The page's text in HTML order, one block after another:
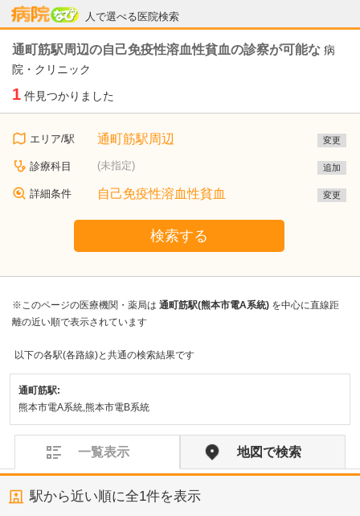
人で選べる医院検索
病院なび
通町筋駅周辺の自己免疫性溶血性貧血の診察が可能な 病
院・クリニック
1 件見つかりました
エリア/駅 通町筋駅周辺 変更
診療科目 (未指定) 追加
詳細条件 自己免疫性溶血性貧血 変更
検索する
※このページの医療機関・薬局は 通町筋駅(熊本市電A系統) を中心に直線距
離の近い順で表示されています
以下の各駅(各路線)と共通の検索結果です
通町筋駅:
熊本市電A系統,熊本市電B系統
一覧表示 地図で検索
駅から近い順に全1件を表示